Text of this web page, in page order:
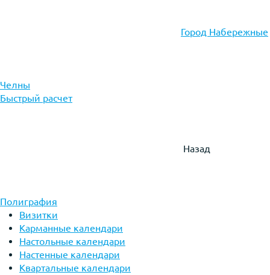
Город Набережные
Челны
Быстрый расчет
Назад
Полиграфия
Визитки
Карманные календари
Настольные календари
Настенные календари
Квартальные календари